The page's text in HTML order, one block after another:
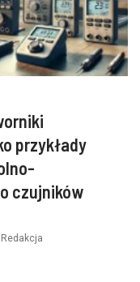
przykłady
czujników
Redakcja